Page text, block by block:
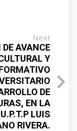
Next
DE AVANCE
Y
DE
EN LA
U.P.T.P LUIS
RIVERA.